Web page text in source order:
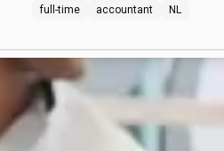
full-time accountant NL